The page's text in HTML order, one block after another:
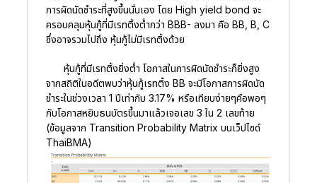
การผิดนัดชำระที่สูงขึ้นนั่นเอง โดย High yield bond จะ
ครอบคลุมหุ้นกู้ที่มีเรทติ้งต่ำกว่า BBB- ลงมา คือ BB, B, C
ซึ่งอาจรวมไปถึง หุ้นกู้ไม่มีเรทติ้งด้วย
หุ้นกู้ที่มีเรทติ้งยิ่งต่ำ โอกาสในการผิดนัดชำระก็ยิ่งสูง
จากสถิติในอดีตพบว่าหุ้นกู้เรทติ้ง BB จะมีโอกาสการผิดนัด
ชำระในช่วงเวลา 1 ปีเท่ากับ 3.17% หรือเทียบง่ายๆคือพอๆ
กับโอกาสหยิบธนบัตรขึ้นมาแล้วเจอเลข 3 ใน 2 เลขท้าย
(ข้อมูลจาก Transition Probability Matrix บนเว็ปไซด์
ThaiBMA)